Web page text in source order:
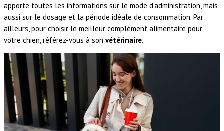
apporte toutes les informations sur le mode d’administration, mais
aussi sur le dosage et la période idéale de consommation. Par
ailleurs, pour choisir le meilleur complément alimentaire pour
votre chien, référez-vous à son vétérinaire.